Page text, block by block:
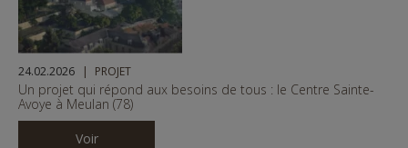
24.02.2026 PROJET
Un projet qui répond aux besoins de tous : le Centre Sainte-
Avoye à Meulan (78)
Voir